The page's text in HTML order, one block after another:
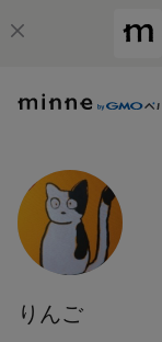
りんご